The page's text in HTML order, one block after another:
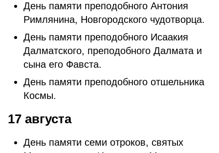
День памяти преподобного Антония
Римлянина, Новгородского чудотворца.
День памяти преподобного Исаакия
Далматского, преподобного Далмата и
сына его Фавста.
День памяти преподобного отшельника
Космы.
17 августа
День памяти семи отроков, святых